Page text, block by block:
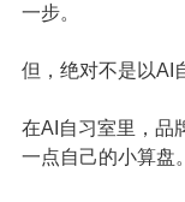
一步。
但，绝对不是以AI
在AI自习室里，品
一点自己的小算盘。